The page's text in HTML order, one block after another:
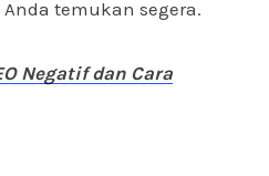
temukan segera.
Negatif dan Cara